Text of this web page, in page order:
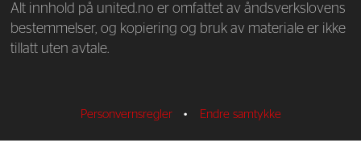
Alt innhold på united.no er omfattet av åndsverkslovens
bestemmelser, og kopiering og bruk av materiale er ikke
tillatt uten avtale.
Personvernsregler • Endre samtykke